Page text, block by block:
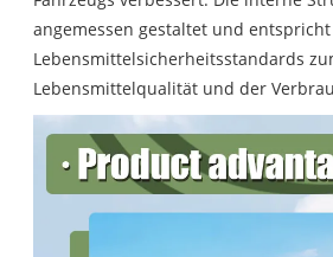
angemessen gestaltet und
Lebensmittelsicherheitsstandards
Lebensmittelqualität und der